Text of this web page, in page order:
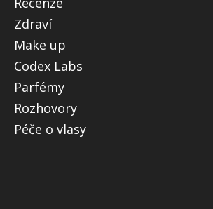
Zdraví
Make up
Codex Labs
Parfémy
Rozhovory
Péče o vlasy